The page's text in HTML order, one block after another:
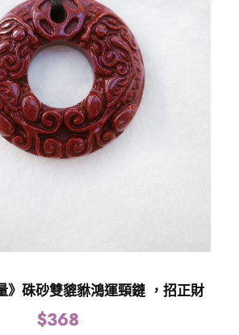
》硃砂雙貔貅鴻運頸鏈 ，招正財
$368